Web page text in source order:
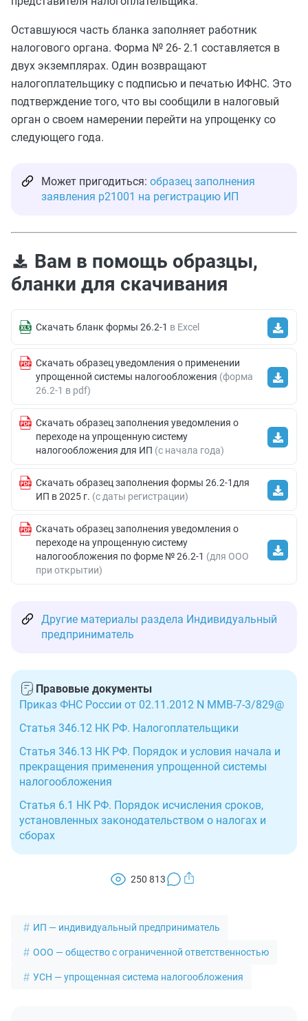
Оставшуюся часть бланка заполняет работник
налогового органа. Форма № 26- 2.1 составляется в
двух экземплярах. Один возвращают
налогоплательщику с подписью и печатью ИФНС. Это
подтверждение того, что вы сообщили в налоговый
орган о своем намерении перейти на упрощенку со
следующего года.
Может пригодиться: образец заполнения
заявления р21001 на регистрацию ИП
Вам в помощь образцы,
бланки для скачивания
Скачать бланк формы 26.2-1 в Excel
Скачать образец уведомления о применении
упрощенной системы налогообложения (форма
26.2-1 в pdf)
Скачать образец заполнения уведомления о
переходе на упрощенную систему
налогообложения для ИП (с начала года)
Скачать образец заполнения формы 26.2-1для
ИП в 2025 г. (с даты регистрации)
Скачать образец заполнения уведомления о
переходе на упрощенную систему
налогообложения по форме № 26.2-1 (для ООО
при открытии)
Другие материалы раздела Индивидуальный
предприниматель
Правовые документы
Приказ ФНС России от 02.11.2012 N ММВ-7-3/829@
Статья 346.12 НК РФ. Налогоплательщики
Статья 346.13 НК РФ. Порядок и условия начала и
прекращения применения упрощенной системы
налогообложения
Статья 6.1 НК РФ. Порядок исчисления сроков,
установленных законодательством о налогах и
сборах
250 813
ИП — индивидуальный предприниматель
ООО — общество с ограниченной ответственностью
УСН — упрощенная система налогообложения